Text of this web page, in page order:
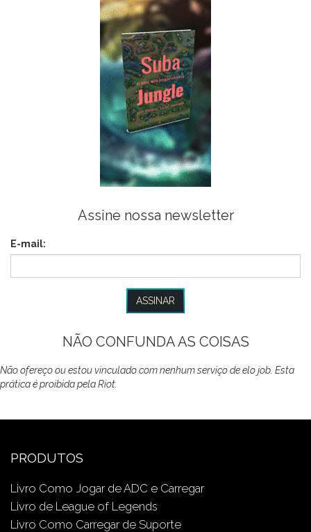
Assine nossa newsletter
E-mail:
NÃO CONFUNDA AS COISAS
Não ofereço ou estou vinculado com nenhum serviço de elo job. Esta
prática é proibida pela Riot.
PRODUTOS
Livro Como Jogar de ADC e Carregar
Livro de League of Legends
Livro Como Carregar de Suporte